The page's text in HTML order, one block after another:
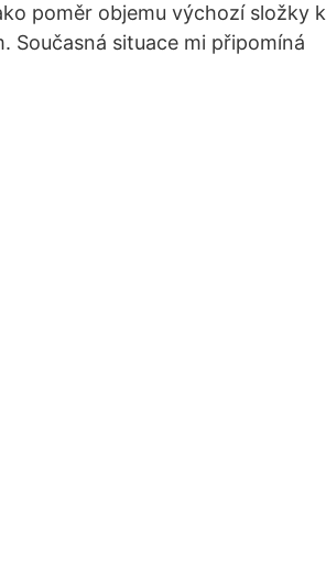
poměr objemu výchozí složky k
Současná situace mi připomíná